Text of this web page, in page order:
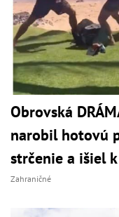
Obrovská
narobil hotovú
strčenie a išiel
Zahraničné